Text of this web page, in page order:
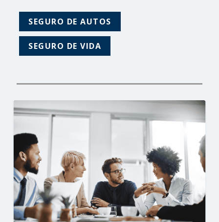
SEGURO DE AUTOS
SEGURO DE VIDA